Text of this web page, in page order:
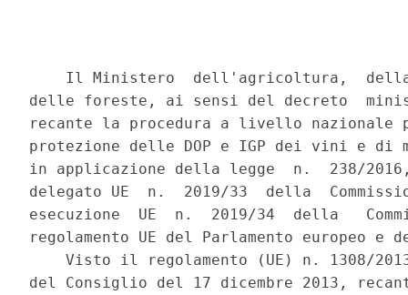
Il Ministero  dell'agricoltura,
delle foreste, ai sensi del decreto
recante la procedura a livello nazionale
protezione delle DOP e IGP dei vini e
in applicazione della legge  n.  238/
delegato UE  n.  2019/33  della
esecuzione  UE  n.  2019/34  della
regolamento UE del Parlamento europeo
Visto il regolamento (UE) n. 1308/
del Consiglio del 17 dicembre 2013,